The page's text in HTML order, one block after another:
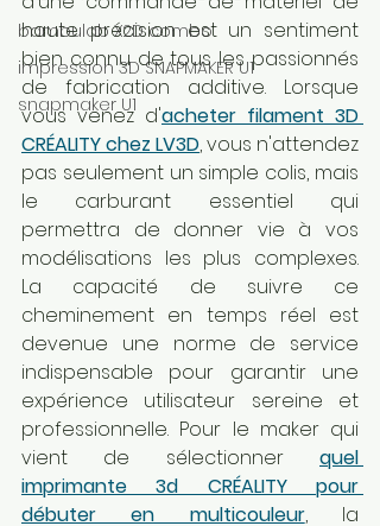
bambulab X2D combo
impression 3D SNAPMAKER U1
snapmaker U1
haute précision est un sentiment
bien connu de tous les passionnés
de fabrication additive. Lorsque
vous venez d'acheter filament 3D
CRÉALITY chez LV3D, vous n'attendez
pas seulement un simple colis, mais
le carburant essentiel qui
permettra de donner vie à vos
modélisations les plus complexes.
La capacité de suivre ce
cheminement en temps réel est
devenue une norme de service
indispensable pour garantir une
expérience utilisateur sereine et
professionnelle. Pour le maker qui
vient de sélectionner quel
imprimante 3d CRÉALITY pour
débuter en multicouleur, la